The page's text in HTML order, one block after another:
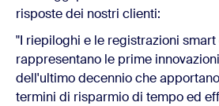
risposte dei nostri clienti:
"I riepiloghi e le registrazioni
rappresentano le prime
dell'ultimo decennio che
termini di risparmio di tempo ed